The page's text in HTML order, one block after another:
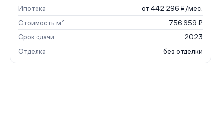
Ипотека
от 442 296 ₽/мес.
Стоимость м²
756 659 ₽
Срок сдачи
2023
Отделка
без отделки